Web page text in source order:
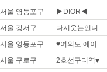
서울 영등포구
▶DIOR◀
서울 강서구
다시웃는언니
서울 영등포구
♥여의도 에이
서울 구로구
2호선구디역♥